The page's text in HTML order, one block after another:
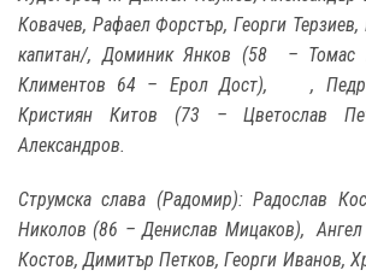
Ковачев, Рафаел Форстър, Георги
капитан/, Доминик Янков (58 – Томас
Климентов 64 – Ерол Дост), ,
Кристиян Китов (73 – Цветослав
Александров.
Струмска слава (Радомир): Радослав
Николов (86 – Денислав Мицаков),
Костов, Димитър Петков, Георги Иванов,